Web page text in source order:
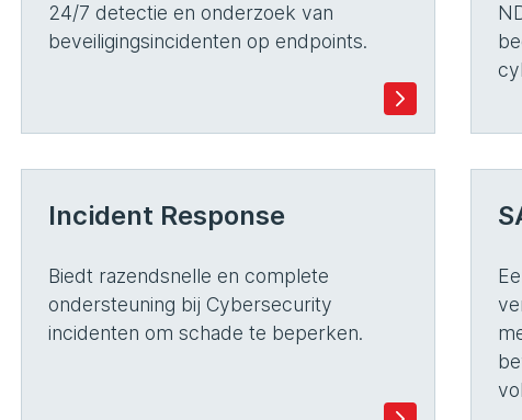
24/7 detectie en onderzoek van
beveiligingsincidenten op endpoints.
Incident Response
Biedt razendsnelle en complete
ondersteuning bij Cybersecurity
incidenten om schade te beperken.